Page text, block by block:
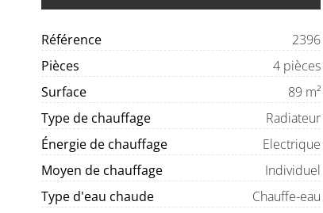
Référence
2396
Pièces
4 pièces
Surface
89 m²
Type de chauffage
Radiateur
Énergie de chauffage
Electrique
Moyen de chauffage
Individuel
Type d'eau chaude
Chauffe-eau